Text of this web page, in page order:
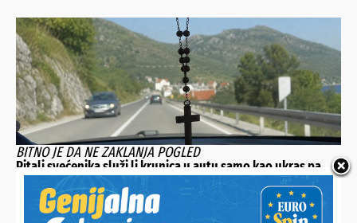
BITNO JE DA NE ZAKLANJA POGLED
Pitali svećenika služi li krunica u autu samo kao ukras pa
dobili odgovor kakvom se ni najmanje nisu nadali